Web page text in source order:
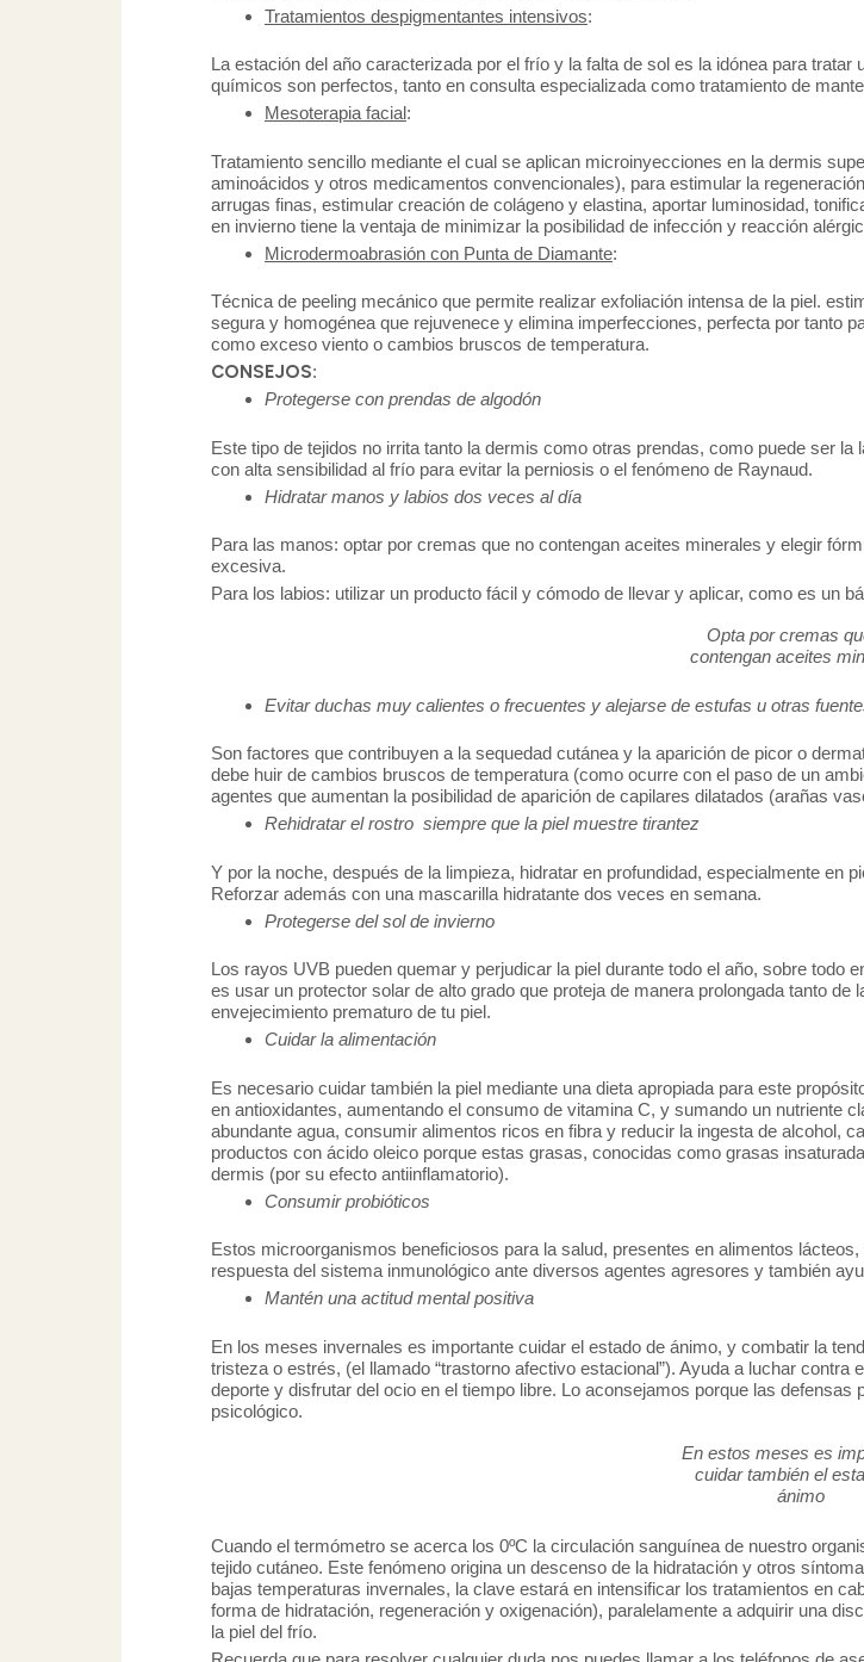
Tratamientos despigmentantes intensivos:
La estación del año caracterizada por el frío y la falta de sol es la idónea para
químicos son perfectos, tanto en consulta especializada como tratamiento de
Mesoterapia facial:
Tratamiento sencillo mediante el cual se aplican microinyecciones en la dermis
aminoácidos y otros medicamentos convencionales), para estimular la
arrugas finas, estimular creación de colágeno y elastina, aportar luminosidad,
en invierno tiene la ventaja de minimizar la posibilidad de infección y reacción
Microdermoabrasión con Punta de Diamante:
Técnica de peeling mecánico que permite realizar exfoliación intensa de la piel.
segura y homogénea que rejuvenece y elimina imperfecciones, perfecta por tanto
como exceso viento o cambios bruscos de temperatura.
CONSEJOS:
Protegerse con prendas de algodón
Este tipo de tejidos no irrita tanto la dermis como otras prendas, como puede ser
con alta sensibilidad al frío para evitar la perniosis o el fenómeno de Raynaud.
Hidratar manos y labios dos veces al día
Para las manos: optar por cremas que no contengan aceites minerales y elegir
excesiva.
Para los labios: utilizar un producto fácil y cómodo de llevar y aplicar, como es un
Opta por cremas
contengan aceites
Evitar duchas muy calientes o frecuentes y alejarse de estufas u otras
Son factores que contribuyen a la sequedad cutánea y la aparición de picor o
debe huir de cambios bruscos de temperatura (como ocurre con el paso de un
agentes que aumentan la posibilidad de aparición de capilares dilatados (arañas
Rehidratar el rostro siempre que la piel muestre tirantez
Y por la noche, después de la limpieza, hidratar en profundidad, especialmente en
Reforzar además con una mascarilla hidratante dos veces en semana.
Protegerse del sol de invierno
Los rayos UVB pueden quemar y perjudicar la piel durante todo el año, sobre todo
es usar un protector solar de alto grado que proteja de manera prolongada tanto
envejecimiento prematuro de tu piel.
Cuidar la alimentación
Es necesario cuidar también la piel mediante una dieta apropiada para este
en antioxidantes, aumentando el consumo de vitamina C, y sumando un nutriente
abundante agua, consumir alimentos ricos en fibra y reducir la ingesta de alcohol,
productos con ácido oleico porque estas grasas, conocidas como grasas
dermis (por su efecto antiinflamatorio).
Consumir probióticos
Estos microorganismos beneficiosos para la salud, presentes en alimentos
respuesta del sistema inmunológico ante diversos agentes agresores y también
Mantén una actitud mental positiva
En los meses invernales es importante cuidar el estado de ánimo, y combatir la
tristeza o estrés, (el llamado “trastorno afectivo estacional”). Ayuda a luchar
deporte y disfrutar del ocio en el tiempo libre. Lo aconsejamos porque las
psicológico.
En estos meses es
cuidar también el
ánimo
Cuando el termómetro se acerca los 0ºC la circulación sanguínea de nuestro
tejido cutáneo. Este fenómeno origina un descenso de la hidratación y otros
bajas temperaturas invernales, la clave estará en intensificar los tratamientos en
forma de hidratación, regeneración y oxigenación), paralelamente a adquirir una
la piel del frío.